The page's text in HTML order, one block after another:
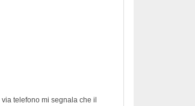
telefono mi segnala che il